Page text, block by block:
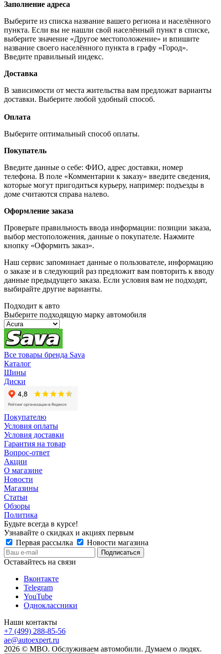
Заполнение адреса
Выберите из списка название вашего региона и населённого
пункта. Если вы не нашли свой населённый пункт в списке,
выберите значение «Другое местоположение» и впишите
название своего населённого пункта в графу «Город».
Введите правильный индекс.
Доставка
В зависимости от места жительства вам предложат варианты
доставки. Выберите любой удобный способ.
Оплата
Выберите оптимальный способ оплаты.
Покупатель
Введите данные о себе: ФИО, адрес доставки, номер
телефона. В поле «Комментарии к заказу» введите сведения,
которые могут пригодиться курьеру, например: подъезды в
доме считаются справа налево.
Оформление заказа
Проверьте правильность ввода информации: позиции заказа,
выбор местоположения, данные о покупателе. Нажмите
кнопку «Оформить заказ».
Наш сервис запоминает данные о пользователе, информацию
о заказе и в следующий раз предложит вам повторить к вводу
данные предыдущего заказа. Если условия вам не подходят,
выбирайте другие варианты.
Подходит к авто
Выберите подходящую марку автомобиля
Все товары бренда Sava
Каталог
Шины
Диски
Покупателю
Условия оплаты
Условия доставки
Гарантия на товар
Вопрос-ответ
Акции
О магазине
Новости
Магазины
Статьи
Обзоры
Политика
Будьте всегда в курсе!
Узнавайте о скидках и акциях первым
Первая рассылка
Новости магазина
Оставайтесь на связи
Вконтакте
Telegram
YouTube
Одноклассники
Наши контакты
+7 (499) 288-85-56
ae@autoexpert.ru
2026 © МВО. Обслуживаем автомобили. Думаем о людях.